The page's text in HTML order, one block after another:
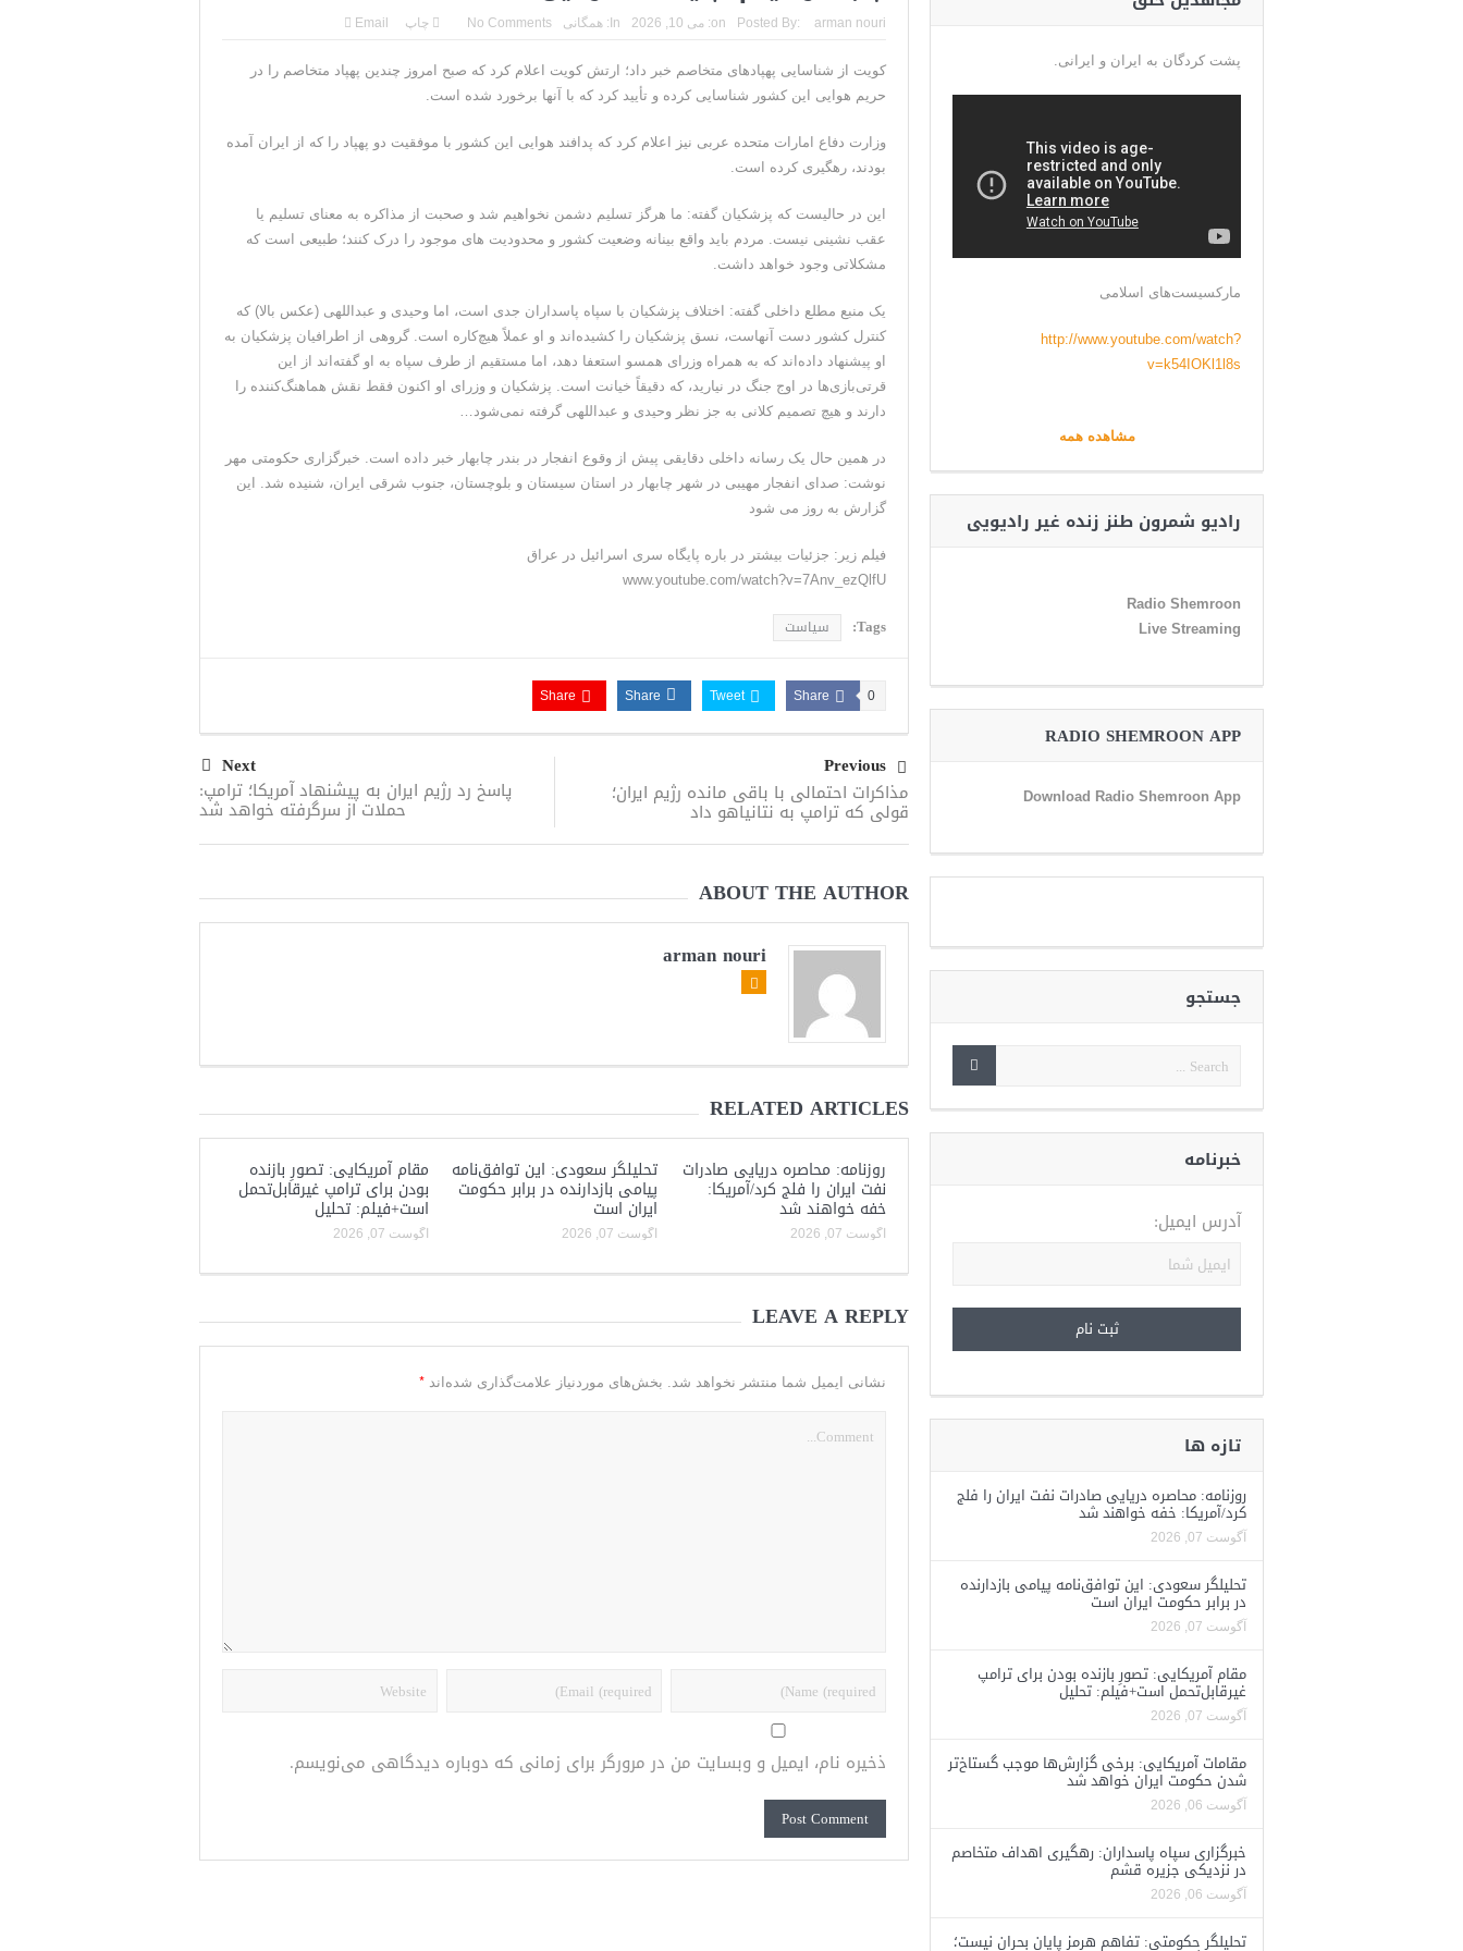
Posted By: arman nouri
on: می 10, 2026 In: همگانی No Comments چاپ Email
کویت از شناسایی پهپادهای متخاصم خبر داد؛ ارتش کویت اعلام کرد که صبح امروز چندین پهپاد متخاصم را در
حریم هوایی این کشور شناسایی کرده و تأیید کرد که با آنها برخورد شده است.
وزارت دفاع امارات متحده عربی نیز اعلام کرد که پدافند هوایی این کشور با موفقیت دو پهپاد را که از ایران آمده
بودند، رهگیری کرده است.
این در حالیست که پزشکیان گفته: ما هرگز تسلیم دشمن نخواهیم شد و صحبت از مذاکره به معنای تسلیم یا
عقب نشینی نیست. مردم باید واقع بینانه وضعیت کشور و محدودیت های موجود را درک کنند؛ طبیعی است که
مشکلاتی وجود خواهد داشت.
یک منبع مطلع داخلی گفته: اختلاف پزشکیان با سپاه پاسداران جدی است، اما وحیدی و عبداللهی (عکس بالا) که
کنترل کشور دست آنهاست، نسق پزشکیان را کشیده‌اند و او عملاً هیچ‌کاره است. گروهی از اطرافیان پزشکیان به
او پیشنهاد داده‌اند که به همراه وزرای همسو استعفا دهد، اما مستقیم از طرف سپاه به او گفته‌اند از این
قرتی‌بازی‌ها در اوج جنگ در نیارید، که دقیقاً خیانت است. پزشکیان و وزرای او اکنون فقط نقش هماهنگ‌کننده را
دارند و هیچ تصمیم کلانی به جز نظر وحیدی و عبداللهی گرفته نمی‌شود…
در همین حال یک رسانه داخلی دقایقی پیش از وقوع انفجار در بندر چابهار خبر داده است. خبرگزاری حکومتی مهر
نوشت: صدای انفجار مهیبی در شهر چابهار در استان سیستان و بلوچستان، جنوب شرقی ایران، شنیده شد. این
گزارش به روز می شود
فیلم زیر: جزئیات بیشتر در باره پایگاه سری اسرائیل در عراق
www.youtube.com/watch?v=7Anv_ezQlfU
Tags: سیاست
Share 0
Tweet
Share
Share
Previous
مذاکرات احتمالی با باقی مانده رژیم ایران؛
قولی که ترامپ به نتانیاهو داد
Next
پاسخ رد رژیم ایران به پیشنهاد آمریکا؛ ترامپ:
حملات از سرگرفته خواهد شد
ABOUT THE AUTHOR
arman nouri
RELATED ARTICLES
روزنامه: محاصره دریایی صادرات
نفت ایران را فلج کرد/آمریکا:
خفه خواهند شد
آگوست 07, 2026
تحلیلگر سعودی: این توافق‌نامه
پیامی بازدارنده در برابر حکومت
ایران است
آگوست 07, 2026
مقام آمریکایی: تصورِ بازنده
بودن برای ترامپ غیرقابل‌تحمل
است+فیلم: تحلیل
آگوست 07, 2026
LEAVE A REPLY
نشانی ایمیل شما منتشر نخواهد شد. بخش‌های موردنیاز علامت‌گذاری شده‌اند *
ذخیره نام، ایمیل و وبسایت من در مرورگر برای زمانی که دوباره دیدگاهی می‌نویسم.
پشت کردگان به ایران و ایرانی.
مارکسیست‌های اسلامی
http://www.youtube.com/watch?
v=k54IOKl1l8s
مشاهده همه
رادیو شمرون طنز زنده غیر رادیویی
Radio Shemroon
Live Streaming
RADIO SHEMROON APP
Download Radio Shemroon App
جستجو
خبرنامه
آدرس ایمیل:
تازه ها
روزنامه: محاصره دریایی صادرات نفت ایران را فلج
کرد/آمریکا: خفه خواهند شد
آگوست 07, 2026
تحلیلگر سعودی: این توافق‌نامه پیامی بازدارنده
در برابر حکومت ایران است
آگوست 07, 2026
مقام آمریکایی: تصورِ بازنده بودن برای ترامپ
غیرقابل‌تحمل است+فیلم: تحلیل
آگوست 07, 2026
مقامات آمریکایی: برخی گزارش‌ها موجب گستاخ‌تر
شدن حکومت ایران خواهد شد
آگوست 06, 2026
خبرگزاری سپاه پاسداران: رهگیری اهداف متخاصم
در نزدیکی جزیره قشم
آگوست 06, 2026
تحلیلگر حکومتی: تفاهم هرمز پایان بحران نیست؛